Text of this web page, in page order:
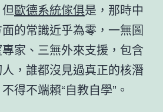
歐德系統傢俱是，那時中
的常識近乎為零，一無圖
家、三無外來支援，包含
，誰都沒見過真正的核潛
得不端賴“自教自學”。